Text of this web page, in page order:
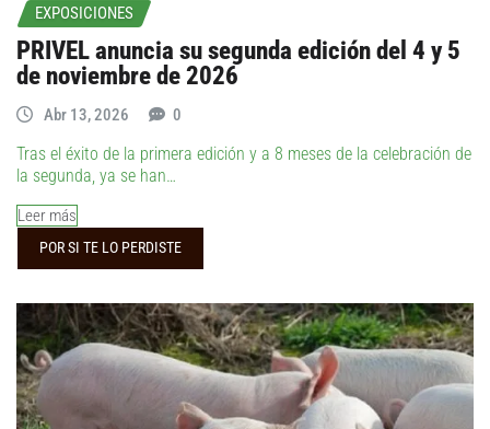
EXPOSICIONES
PRIVEL anuncia su segunda edición del 4 y 5
de noviembre de 2026
Abr 13, 2026 0
Tras el éxito de la primera edición y a 8 meses de la celebración de
la segunda, ya se han…
Leer más
POR SI TE LO PERDISTE